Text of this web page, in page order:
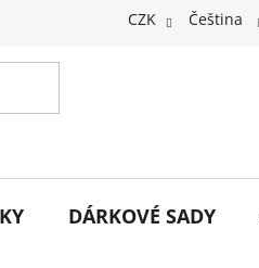
CZK Čeština
DÁRKOVÉ SADY